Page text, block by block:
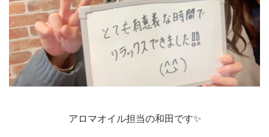
アロマオイル担当の和田です✨